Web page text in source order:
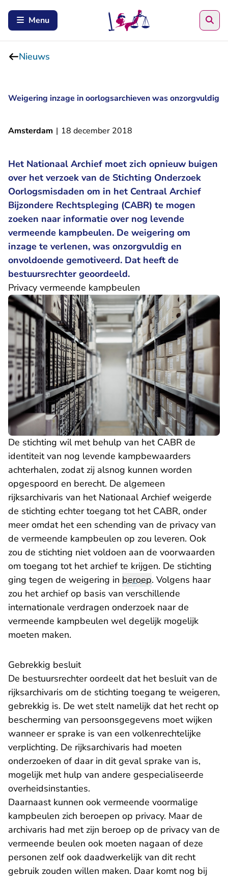
Menu
Nieuws
Weigering inzage in oorlogsarchieven was onzorgvuldig
Amsterdam | 18 december 2018
Het Nationaal Archief moet zich opnieuw buigen
over het verzoek van de Stichting Onderzoek
Oorlogsmisdaden om in het Centraal Archief
Bijzondere Rechtspleging (CABR) te mogen
zoeken naar informatie over nog levende
vermeende kampbeulen. De weigering om
inzage te verlenen, was onzorgvuldig en
onvoldoende gemotiveerd. Dat heeft de
bestuursrechter geoordeeld.
Privacy vermeende kampbeulen
De stichting wil met behulp van het CABR de
identiteit van nog levende kampbewaarders
achterhalen, zodat zij alsnog kunnen worden
opgespoord en berecht. De algemeen
rijksarchivaris van het Nationaal Archief weigerde
de stichting echter toegang tot het CABR, onder
meer omdat het een schending van de privacy van
de vermeende kampbeulen op zou leveren. Ook
zou de stichting niet voldoen aan de voorwaarden
om toegang tot het archief te krijgen. De stichting
ging tegen de weigering in beroep. Volgens haar
zou het archief op basis van verschillende
internationale verdragen onderzoek naar de
vermeende kampbeulen wel degelijk mogelijk
moeten maken.
Gebrekkig besluit
De bestuursrechter oordeelt dat het besluit van de
rijksarchivaris om de stichting toegang te weigeren,
gebrekkig is. De wet stelt namelijk dat het recht op
bescherming van persoonsgegevens moet wijken
wanneer er sprake is van een volkenrechtelijke
verplichting. De rijksarchivaris had moeten
onderzoeken of daar in dit geval sprake van is,
mogelijk met hulp van andere gespecialiseerde
overheidsinstanties.
Daarnaast kunnen ook vermeende voormalige
kampbeulen zich beroepen op privacy. Maar de
archivaris had met zijn beroep op de privacy van de
vermeende beulen ook moeten nagaan of deze
personen zelf ook daadwerkelijk van dit recht
gebruik zouden willen maken. Daar komt nog bij